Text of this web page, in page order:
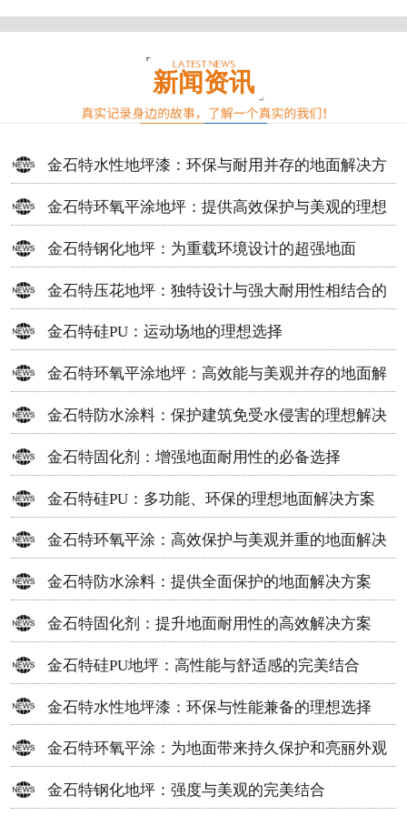
新闻资讯
金石特水性地坪漆：环保与耐用并存的地面解决方
案
金石特环氧平涂地坪：提供高效保护与美观的理想
选择
金石特钢化地坪：为重载环境设计的超强地面
金石特压花地坪：独特设计与强大耐用性相结合的
地面材料
金石特硅PU：运动场地的理想选择
金石特环氧平涂地坪：高效能与美观并存的地面解
决方案
金石特防水涂料：保护建筑免受水侵害的理想解决
方案
金石特固化剂：增强地面耐用性的必备选择
金石特硅PU：多功能、环保的理想地面解决方案
金石特环氧平涂：高效保护与美观并重的地面解决
方案
金石特防水涂料：提供全面保护的地面解决方案
金石特固化剂：提升地面耐用性的高效解决方案
金石特硅PU地坪：高性能与舒适感的完美结合
金石特水性地坪漆：环保与性能兼备的理想选择
金石特环氧平涂：为地面带来持久保护和亮丽外观
金石特钢化地坪：强度与美观的完美结合